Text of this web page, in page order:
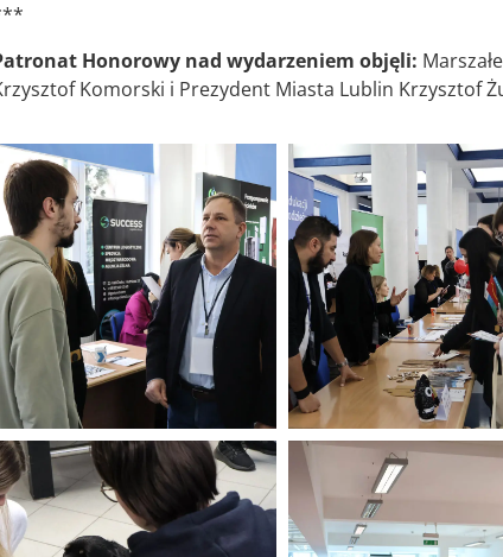
Honorowy nad wydarzeniem objęli:
Komorski i Prezydent Miasta Lublin Krzysztof